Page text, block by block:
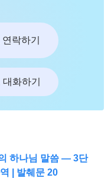
락하기
화하기
하나님 말씀 ― 3단
| 발췌문 20